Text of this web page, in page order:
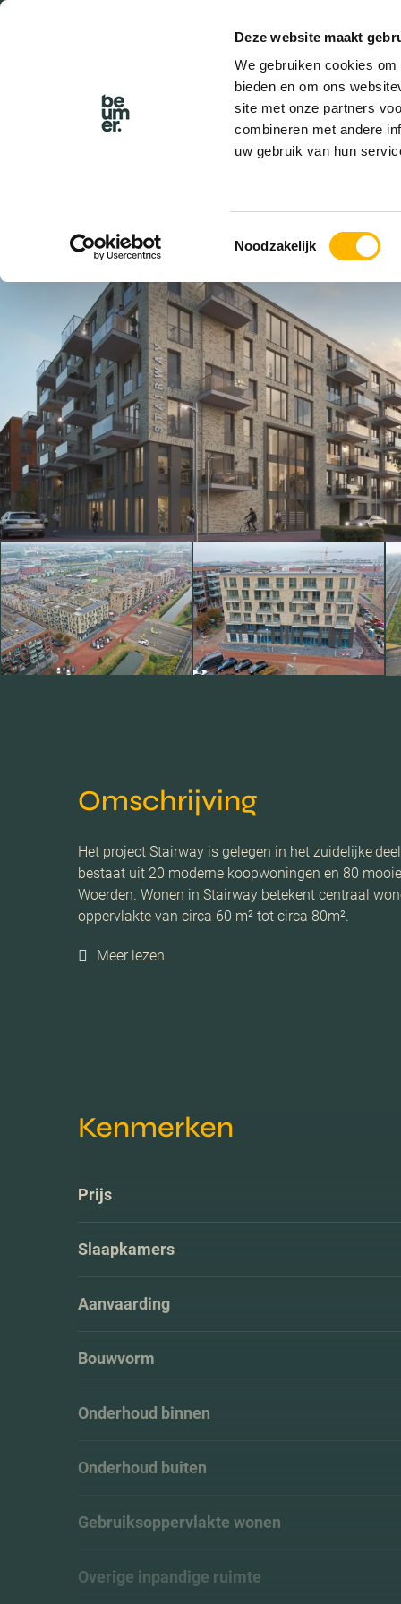
Deze website maakt
We gebruiken cookies
bieden en om ons
site met onze partners
combineren met andere
uw gebruik van hun
Toestemmingsselectie
Noodzakelijk
Omschrijving
Het project Stairway is gelegen in het zuidelijke
bestaat uit 20 moderne koopwoningen en 80
Woerden. Wonen in Stairway betekent centraal
oppervlakte van circa 60 m² tot circa 80m².
Meer lezen
Kenmerken
Prijs
Slaapkamers
Aanvaarding
Bouwvorm
Onderhoud binnen
Onderhoud buiten
Gebruiksoppervlakte wonen
Overige inpandige ruimte